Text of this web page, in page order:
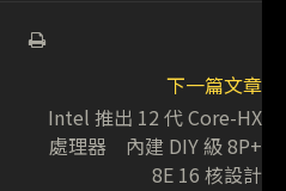
下一篇文章
Intel 推出 12 代 Core-HX
處理器 內建 DIY 級 8P+
8E 16 核設計